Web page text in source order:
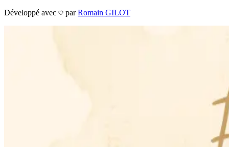
Développé avec
par Romain GILOT